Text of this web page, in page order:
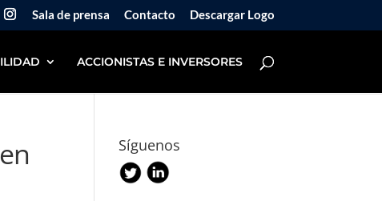
Sala de prensa Contacto Descargar Logo
ACCIONISTAS E INVERSORES
Síguenos